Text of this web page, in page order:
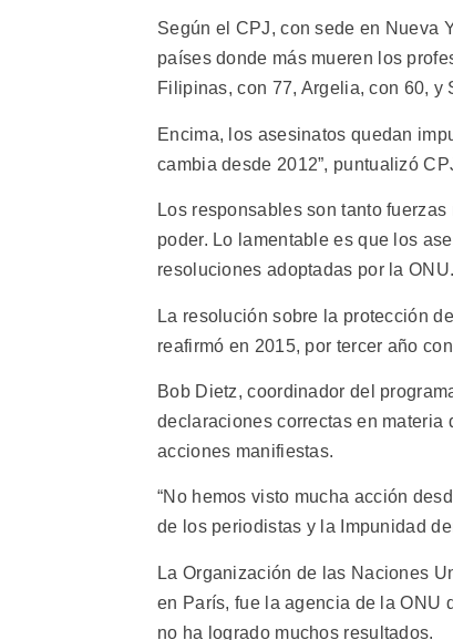
Según el CPJ, con sede en Nueva
países donde más mueren los
Filipinas, con 77, Argelia, con 60, y
Encima, los asesinatos quedan
cambia desde 2012”, puntualizó
Los responsables son tanto
poder. Lo lamentable es que los
resoluciones adoptadas por la ONU.
La resolución sobre la protección
reafirmó en 2015, por tercer año
Bob Dietz, coordinador del
declaraciones correctas en materia
acciones manifiestas.
“No hemos visto mucha acción
de los periodistas y la Impunidad
La Organización de las Naciones
en París, fue la agencia de la ONU
no ha logrado muchos resultados.